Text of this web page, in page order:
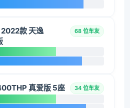
款 天逸
68 位车友
真爱版 5座 34 位车友